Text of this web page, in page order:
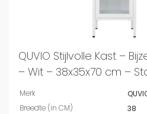
QUVIO Stijlvolle Kast –
– Wit – 38x35x70 cm –
Merk
Breedte (in CM)
38